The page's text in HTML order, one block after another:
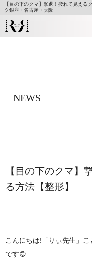
【目の下のクマ】撃退！疲れて見える
ク銀座・名古屋・大阪
NEWS
【目の下のクマ】
る方法【整形】
こんにちは!「りぃ先生」
です😊